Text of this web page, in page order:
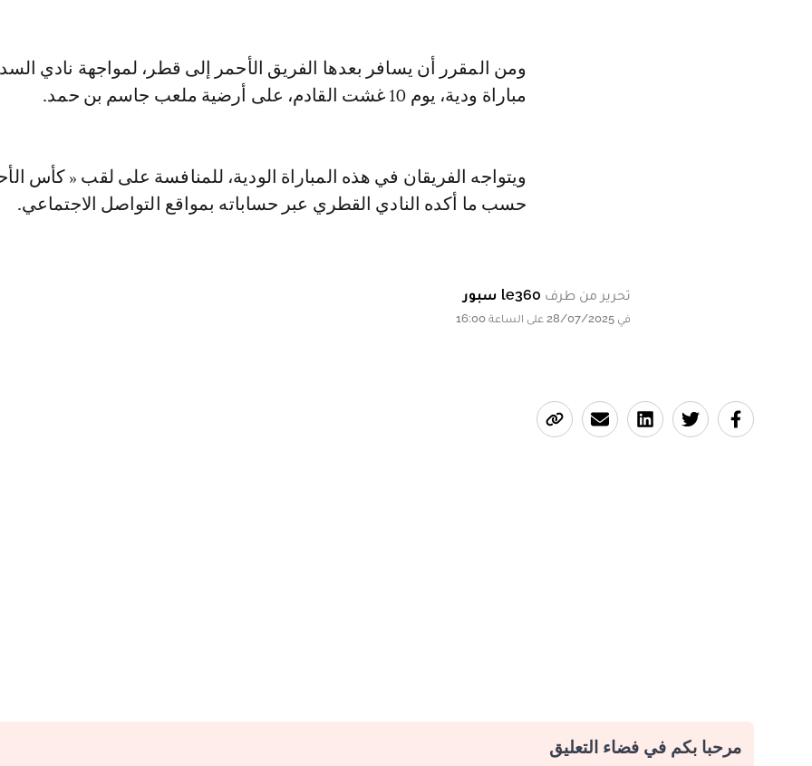
ومن المقرر أن يسافر بعدها الفريق الأحمر إلى قطر، لمواجهة نادي
مباراة ودية، يوم 10 غشت القادم، على أرضية ملعب جاسم بن حمد.
ويتواجه الفريقان في هذه المباراة الودية، للمنافسة على لقب « كأس
حسب ما أكده النادي القطري عبر حساباته بمواقع التواصل الاجتماعي.
تحرير من طرف le360 سبور
في 28/07/2025 على الساعة 16:00
مرحبا بكم في فضاء التعليق